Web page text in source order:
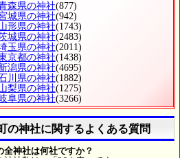
森県の神社(877)
城県の神社(942)
形県の神社(1743)
城県の神社(2483)
玉県の神社(2011)
京都の神社(1438)
潟県の神社(4695)
川県の神社(1882)
梨県の神社(1275)
阜県の神社(3266)
の神社に関するよくある質問
全神社は何社ですか？